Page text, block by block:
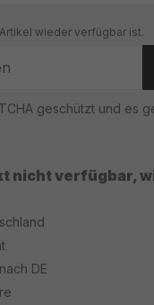
nicht verfügbar,
wieder verfügbar ist.
geschützt und es
DE